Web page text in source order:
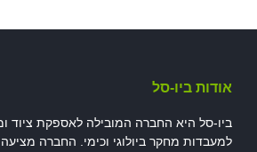
אודות ביו-סל
ביו-סל היא החברה המובילה לאספקת ציוד
למעבדות מחקר ביולוגי וכימי. החברה